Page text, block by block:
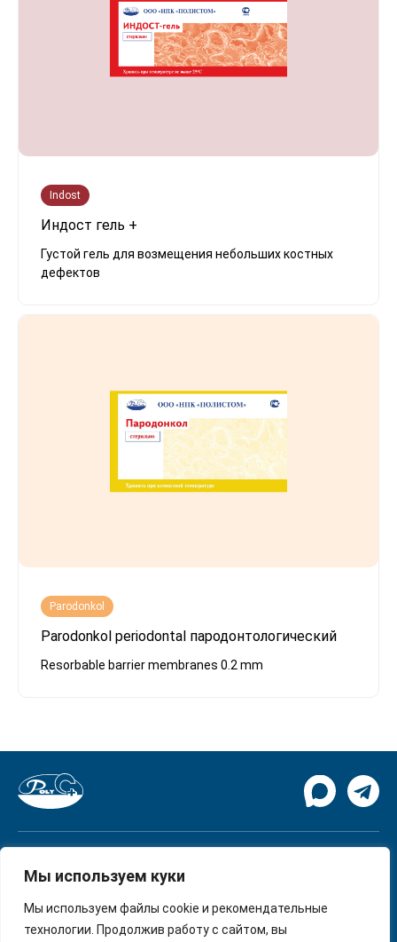
Мы используем куки
Мы используем файлы cookie и рекомендательные
технологии. Продолжив работу с сайтом, вы
Indost
Индост гель +
Густой гель для возмещения небольших костных
дефектов
Parodonkol
Parodonkol periodontal пародонтологический
Resorbable barrier membranes 0.2 mm
+7 499 922-3536
+7 985 910-5820